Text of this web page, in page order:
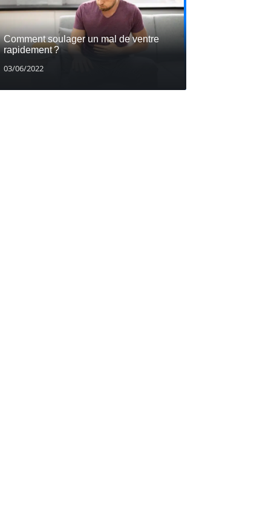
Comment soulager un mal de ventre
rapidement ?
03/06/2022